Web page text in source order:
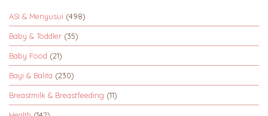
ASI & Menyusui (498)
Baby & Toddler (35)
Baby Food (21)
Bayi & Balita (230)
Breastmilk & Breastfeeding (11)